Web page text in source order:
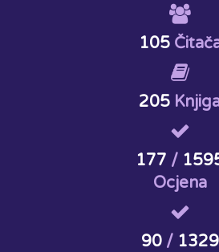
105
205
177 /
Ocjena
90/ 1329